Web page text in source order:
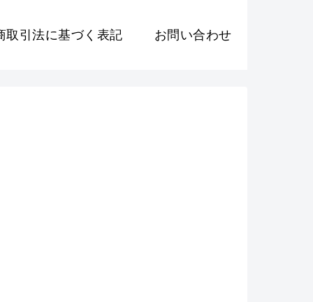
取引法に基づく表記 お問い合わせ